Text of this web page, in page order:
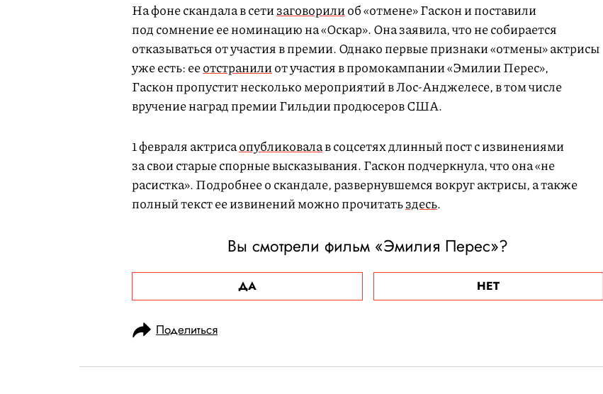
На фоне скандала в сетизаговорилиоб «отмене» Гаскон и поставили
под сомнение ее номинацию на «Оскар». Она заявила, что не собирается
отказываться от участия в премии. Однако первые признаки «отмены» актрисы
уже есть: ееотстранилиот участия в промокампании «Эмилии Перес»,
Гаскон пропустит несколько мероприятий в Лос-Анджелесе, в том числе
вручение наград премии Гильдии продюсеров США.
1 февраля актрисаопубликовалав соцсетях длинный пост с извинениями
за свои старые спорные высказывания. Гаскон подчеркнула, что она «не
расистка». Подробнее о скандале, развернувшемся вокруг актрисы, а также
полный текст ее извинений можно прочитатьздесь.
Вы смотрели фильм «Эмилия Перес»?
ДА НЕТ
Поделиться